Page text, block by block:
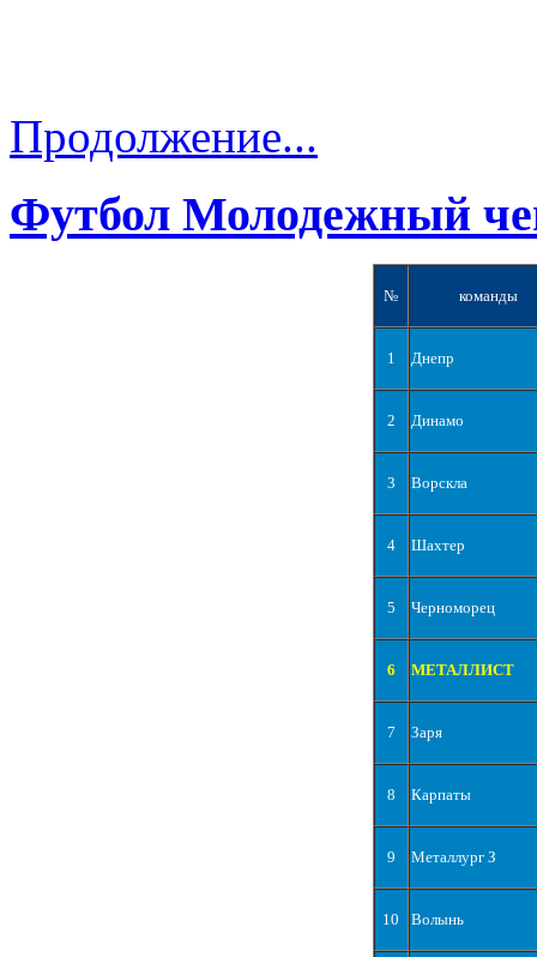
Продолжение...
Футбол Молодежный
№ команды
1 Днепр
2 Динамо
3 Ворскла
4 Шахтер
5 Черноморец
6 МЕТАЛЛИСТ
7 Заря
8 Карпаты
9 Металлург З
10 Волынь